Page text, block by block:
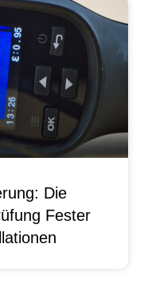
Die
Fester